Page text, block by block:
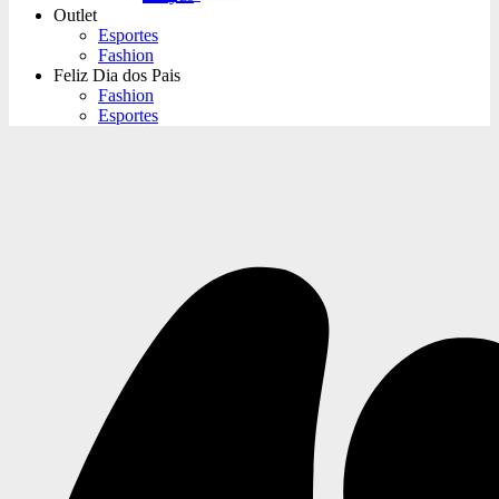
Outlet
Esportes
Fashion
Feliz Dia dos Pais
Fashion
Esportes